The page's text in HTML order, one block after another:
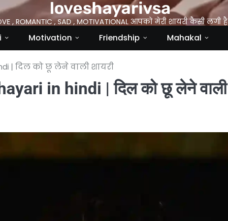
loveshayarivsa
, ROMANTIC , SAD , MOTIVATIONAL आपको मेरी शायरी कैसी लगी है
Motivation Friendship Mahakal
| दिल को छू लेने वाली शायरी
in hindi | दिल को छू लेने वाली